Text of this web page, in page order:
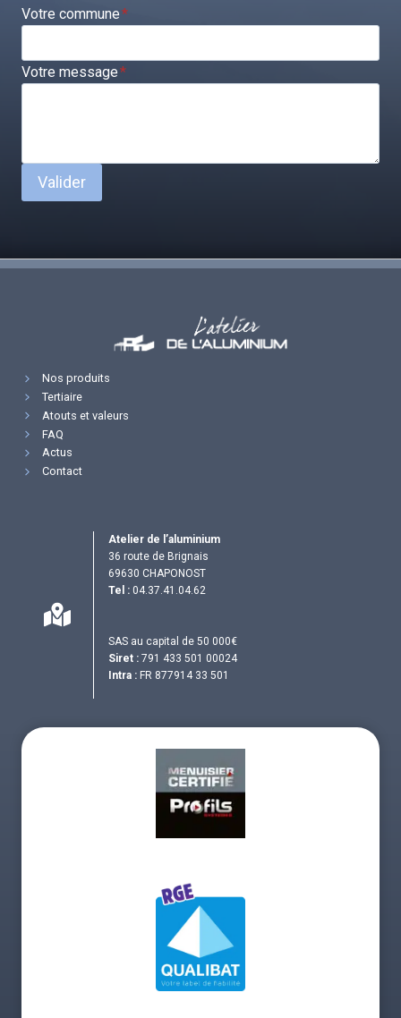
Votre commune*
Votre message*
Valider
Nos produits
Tertiaire
Atouts et valeurs
FAQ
Actus
Contact
Atelier de l’aluminium
36 route de Brignais
69630 CHAPONOST
Tel : 04.37.41.04.62
SAS au capital de 50 000€
Siret : 791 433 501 00024
Intra : FR 877914 33 501